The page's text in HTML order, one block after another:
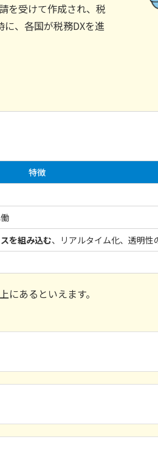
を受けて作成され、税
、各国が税務DXを進
特徴
を組み込む、リアルタイム化、透明性
あるといえます。